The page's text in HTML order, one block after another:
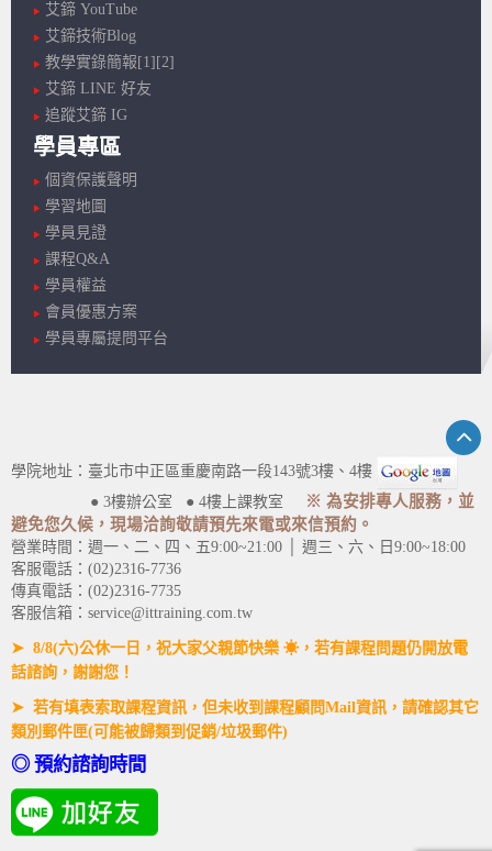
艾鍗 YouTube
艾鍗技術Blog
教學實錄簡報[1] [2]
艾鍗 LINE 好友
追蹤艾鍗 IG
學員專區
個資保護聲明
學習地圖
學員見證
課程Q&A
學員權益
會員優惠方案
學員專屬提問平台
學院地址：臺北市中正區重慶南路一段143號3樓、4樓
● 3樓辦公室 ● 4樓上課教室
※ 為安排專人服務，並
避免您久候，現場洽詢敬請預先來電或來信預約。
營業時間：週一、二、四、五9:00~21:00 │ 週三、六、日9:00~18:00
客服電話：(02)2316-7736
傳真電話：(02)2316-7735
客服信箱：service@ittraining.com.tw
➤ 8/8(六)公休一日，祝大家父親節快樂 ☀，若有課程問題仍開放電
話諮詢，謝謝您！
➤ 若有填表索取課程資訊，但未收到課程顧問Mail資訊，請確認其它
類別郵件匣(可能被歸類到促銷/垃圾郵件)
◎ 預約諮詢時間